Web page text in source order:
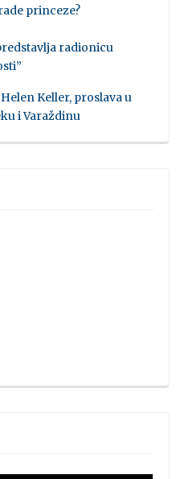
princeze?
radionicu
Keller, proslava u
i Varaždinu